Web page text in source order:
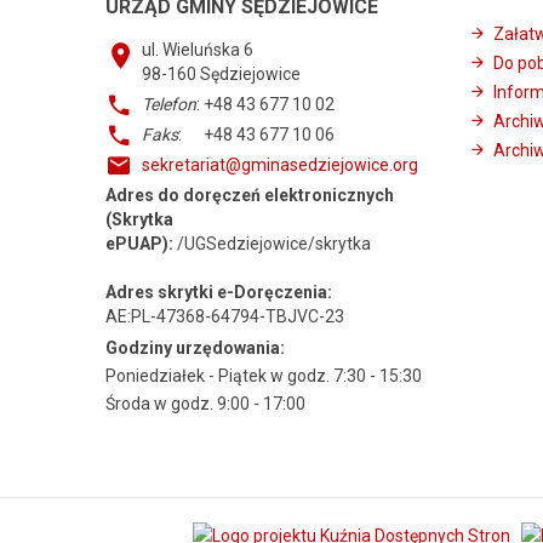
URZĄD GMINY SĘDZIEJOWICE
ul. Wieluńska 6
98-160 Sędziejowice
Telefon: +48 43 677 10 02
Faks: +48 43 677 10 06
sekretariat@gminasedziejowice.org
Adres do doręczeń elektronicznych
(Skrytka
ePUAP): /UGSedziejowice/skrytka
Adres skrytki e-Doręczenia:
AE:PL-47368-64794-TBJVC-23
Godziny urzędowania:
Poniedziałek - Piątek w godz. 7:30 - 15:30
Środa w godz. 9:00 - 17:00
Do